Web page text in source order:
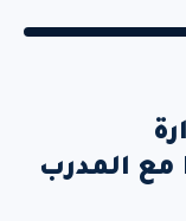
المشاريع الإحترافية PMP مع المدرب